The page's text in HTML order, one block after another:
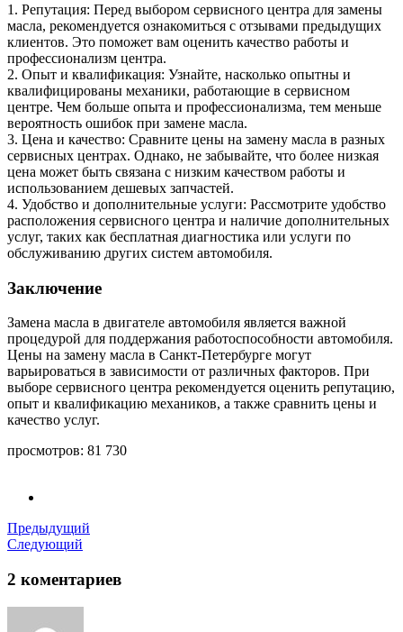
1. Репутация: Перед выбором сервисного центра для замены
масла, рекомендуется ознакомиться с отзывами предыдущих
клиентов. Это поможет вам оценить качество работы и
профессионализм центра.
2. Опыт и квалификация: Узнайте, насколько опытны и
квалифицированы механики, работающие в сервисном
центре. Чем больше опыта и профессионализма, тем меньше
вероятность ошибок при замене масла.
3. Цена и качество: Сравните цены на замену масла в разных
сервисных центрах. Однако, не забывайте, что более низкая
цена может быть связана с низким качеством работы и
использованием дешевых запчастей.
4. Удобство и дополнительные услуги: Рассмотрите удобство
расположения сервисного центра и наличие дополнительных
услуг, таких как бесплатная диагностика или услуги по
обслуживанию других систем автомобиля.
Заключение
Замена масла в двигателе автомобиля является важной
процедурой для поддержания работоспособности автомобиля.
Цены на замену масла в Санкт-Петербурге могут
варьироваться в зависимости от различных факторов. При
выборе сервисного центра рекомендуется оценить репутацию,
опыт и квалификацию механиков, а также сравнить цены и
качество услуг.
просмотров: 81 730
Предыдущий
Следующий
2 коментариев